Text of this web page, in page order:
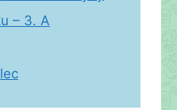
– 3. A